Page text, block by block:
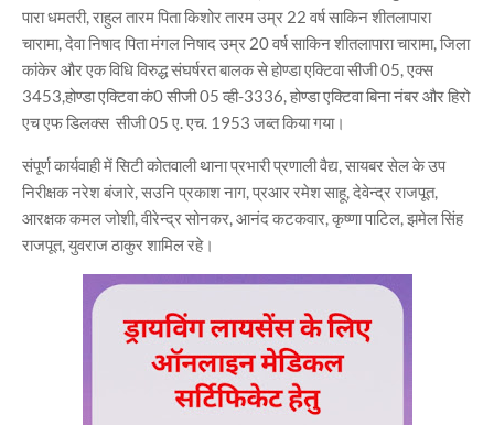
पारा धमतरी, राहुल तारम पिता किशोर तारम उम्र 22 वर्ष साकिन शीतलापारा
चारामा, देवा निषाद पिता मंगल निषाद उम्र 20 वर्ष साकिन शीतलापारा चारामा, जिला
कांकेर और एक विधि विरुद्ध संघर्षरत बालक से होण्डा एक्टिवा सीजी 05, एक्स
3453,होण्डा एक्टिवा कं0 सीजी 05 व्ही-3336, होण्डा एक्टिवा बिना नंबर और हिरो
एच एफ डिलक्स सीजी 05 ए. एच. 1953 जब्त किया गया।
संपूर्ण कार्यवाही में सिटी कोतवाली थाना प्रभारी प्रणाली वैद्य, सायबर सेल के उप
निरीक्षक नरेश बंजारे, सउनि प्रकाश नाग, प्रआर रमेश साहू, देवेन्द्र राजपूत,
आरक्षक कमल जोशी, वीरेन्द्र सोनकर, आनंद कटकवार, कृष्णा पाटिल, झमेल सिंह
राजपूत, युवराज ठाकुर शामिल रहे।